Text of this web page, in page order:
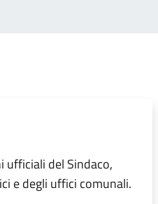
ufficiali del Sindaco,
e degli uffici comunali.